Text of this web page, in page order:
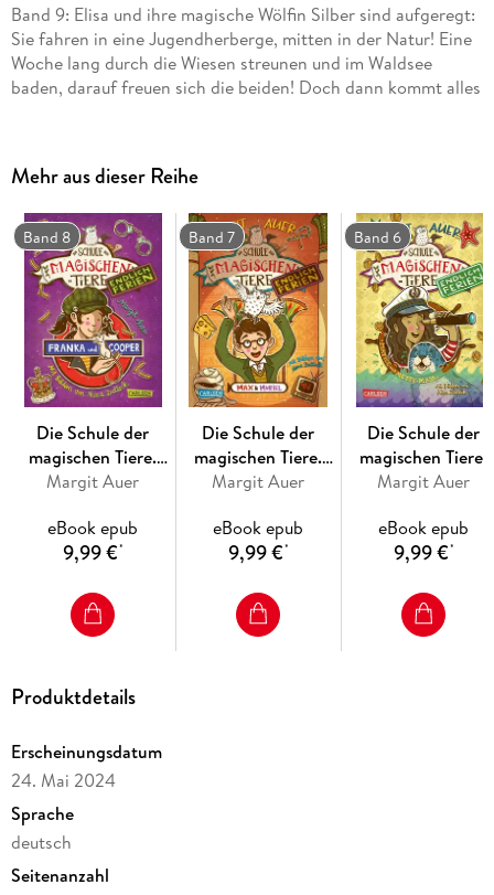
Band 9: Elisa und ihre magische Wölfin Silber sind aufgeregt:
Sie fahren in eine Jugendherberge, mitten in der Natur! Eine
Woche lang durch die Wiesen streunen und im Waldsee
baden, darauf freuen sich die beiden! Doch dann kommt alles
Silber die Wildnis auf eigene Faust erkunden . . .
DIE SCHULE DER MAGISCHEN TIERE - ENDLICH FERIEN: In
der Schule der magischen Tiere heißt es: Endlich Ferien! Die
magischen Tiere packen ihre Koffer - und das Abenteuer
beginnt . . .
Fröhliches Ferienabenteuer für Kinder ab 8 Jahren
Alle Bände auf der "Dein Spiegel"-Bestsellerliste
Mehr aus dieser Reihe
Band 8
Die Schule der
magischen Tiere.
Endlich Ferien 8:
Margit Auer
eBook epub
9,99 €*
Band 7
Die Schule der
magischen Tiere.
Endlich Ferien 7:
Margit Auer
eBook epub
9,99 €*
Band 6
Die Schule der
magischen Tiere.
Endlich Ferien 6:
Maja
Margit Auer
eBook epub
9,99 €*
Produktdetails
Erscheinungsdatum
24. Mai 2024
Sprache
deutsch
Seitenanzahl